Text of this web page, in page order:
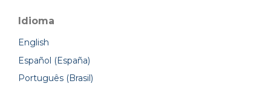
Idioma
English
Español (España)
Português (Brasil)